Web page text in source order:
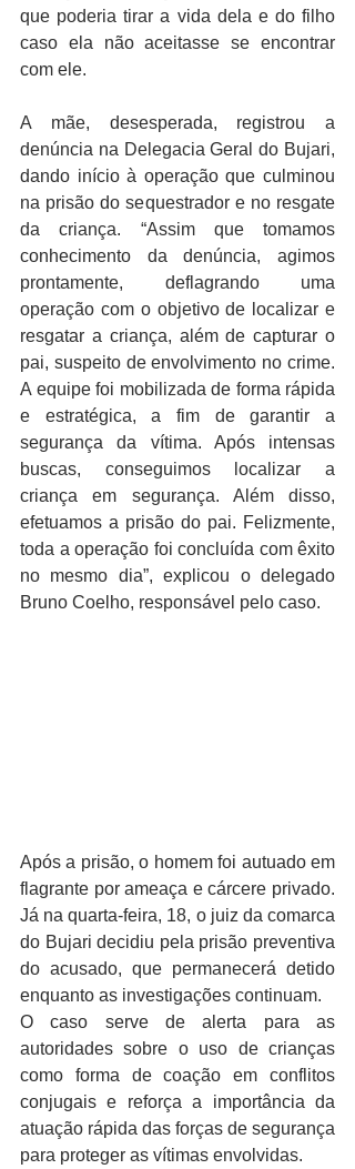
que poderia tirar a vida dela e do filho
caso ela não aceitasse se encontrar
com ele.
A mãe, desesperada, registrou a
denúncia na Delegacia Geral do Bujari,
dando início à operação que culminou
na prisão do sequestrador e no resgate
da criança. “Assim que tomamos
conhecimento da denúncia, agimos
prontamente, deflagrando uma
operação com o objetivo de localizar e
resgatar a criança, além de capturar o
pai, suspeito de envolvimento no crime.
A equipe foi mobilizada de forma rápida
e estratégica, a fim de garantir a
segurança da vítima. Após intensas
buscas, conseguimos localizar a
criança em segurança. Além disso,
efetuamos a prisão do pai. Felizmente,
toda a operação foi concluída com êxito
no mesmo dia”, explicou o delegado
Bruno Coelho, responsável pelo caso.
Após a prisão, o homem foi autuado em
flagrante por ameaça e cárcere privado.
Já na quarta-feira, 18, o juiz da comarca
do Bujari decidiu pela prisão preventiva
do acusado, que permanecerá detido
enquanto as investigações continuam.
O caso serve de alerta para as
autoridades sobre o uso de crianças
como forma de coação em conflitos
conjugais e reforça a importância da
atuação rápida das forças de segurança
para proteger as vítimas envolvidas.